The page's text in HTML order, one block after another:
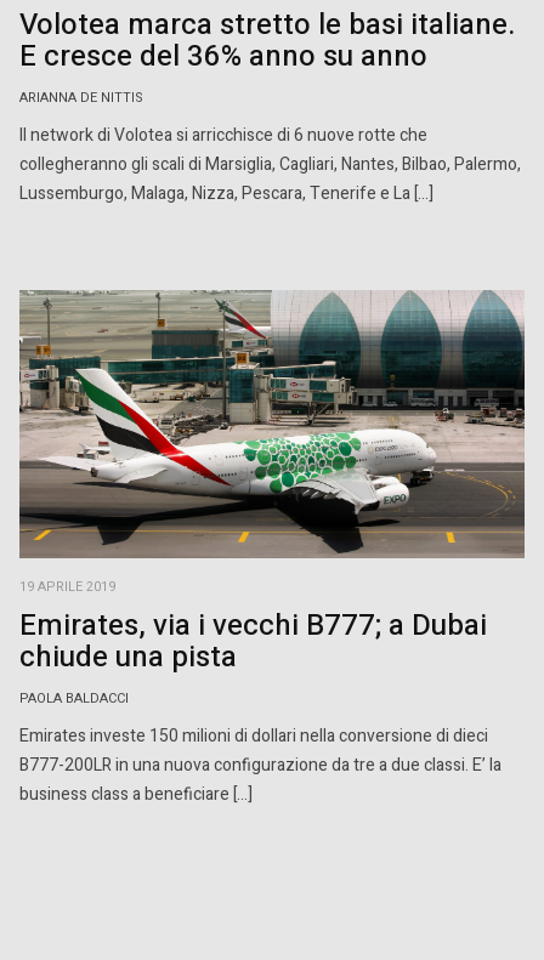
Volotea marca stretto le basi italiane.
E cresce del 36% anno su anno
ARIANNA DE NITTIS
Il network di Volotea si arricchisce di 6 nuove rotte che
collegheranno gli scali di Marsiglia, Cagliari, Nantes, Bilbao, Palermo,
Lussemburgo, Malaga, Nizza, Pescara, Tenerife e La […]
19 APRILE 2019
Emirates, via i vecchi B777; a Dubai
chiude una pista
PAOLA BALDACCI
Emirates investe 150 milioni di dollari nella conversione di dieci
B777-200LR in una nuova configurazione da tre a due classi. E’ la
business class a beneficiare […]